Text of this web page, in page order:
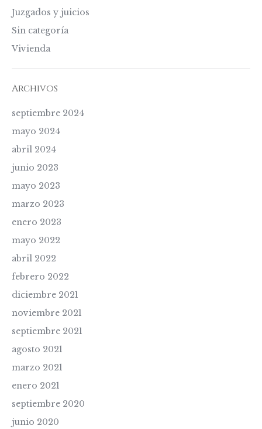
Juzgados y juicios
Sin categoría
Vivienda
Archivos
septiembre 2024
mayo 2024
abril 2024
junio 2023
mayo 2023
marzo 2023
enero 2023
mayo 2022
abril 2022
febrero 2022
diciembre 2021
noviembre 2021
septiembre 2021
agosto 2021
marzo 2021
enero 2021
septiembre 2020
junio 2020